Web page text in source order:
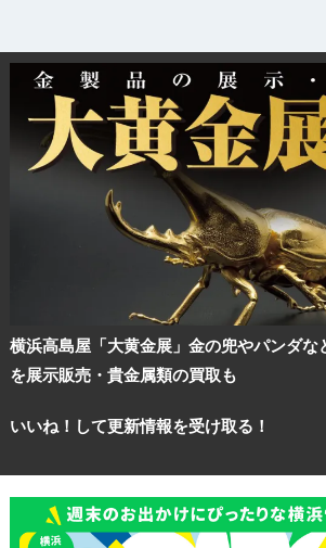
横浜高島屋「大黄金展」金の兜やパンダな
を展示販売・貴金属類の買取も
いいね！して更新情報を受け取る！